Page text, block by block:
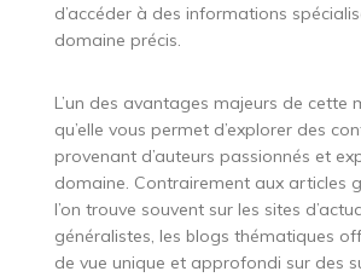
d’accéder à des informations
domaine précis.
L’un des avantages majeurs de cette
qu’elle vous permet d’explorer des
provenant d’auteurs passionnés et
domaine. Contrairement aux articles
l’on trouve souvent sur les sites
généralistes, les blogs thématiques
de vue unique et approfondi sur des